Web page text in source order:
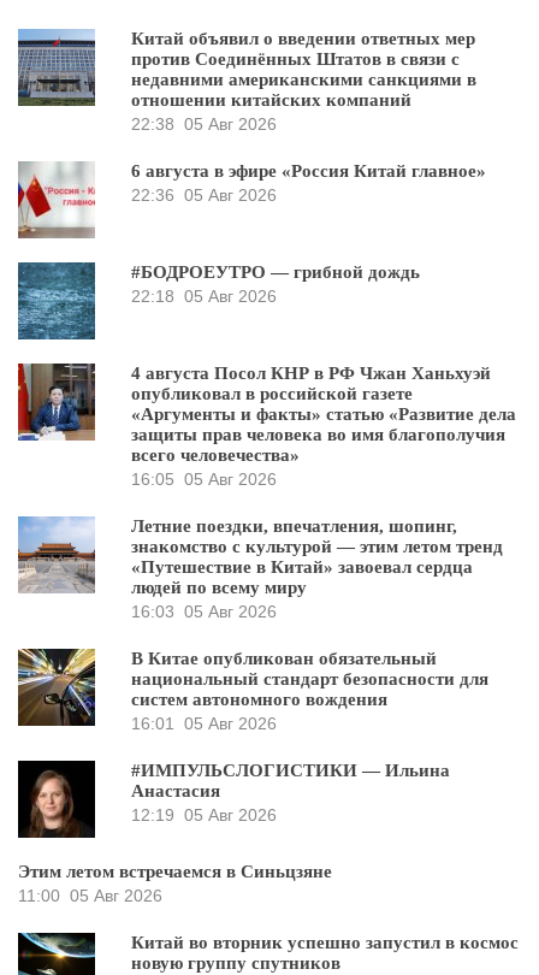
Китай объявил о введении ответных мер
против Соединённых Штатов в связи с
недавними американскими санкциями в
отношении китайских компаний
22:38 05 Авг 2026
6 августа в эфире «Россия Китай главное»
22:36 05 Авг 2026
#БОДРОЕУТРО — грибной дождь
22:18 05 Авг 2026
4 августа Посол КНР в РФ Чжан Ханьхуэй
опубликовал в российской газете
«Аргументы и факты» статью «Развитие дела
защиты прав человека во имя благополучия
всего человечества»
16:05 05 Авг 2026
Летние поездки, впечатления, шопинг,
знакомство с культурой — этим летом тренд
«Путешествие в Китай» завоевал сердца
людей по всему миру
16:03 05 Авг 2026
В Китае опубликован обязательный
национальный стандарт безопасности для
систем автономного вождения
16:01
05 Авг 2026
#ИМПУЛЬСЛОГИСТИКИ — Ильина
Анастасия
12:19 05 Авг 2026
Этим летом встречаемся в Синьцзяне
11:00 05 Авг 2026
Китай во вторник успешно запустил в космос
новую группу спутников